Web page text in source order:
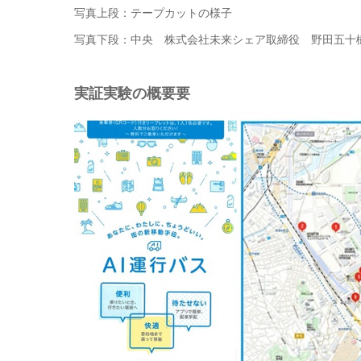
写真上段：テープカットの様子
写真下段：中央 株式会社未来シェア取締役 野田五十
実証実験の概要要